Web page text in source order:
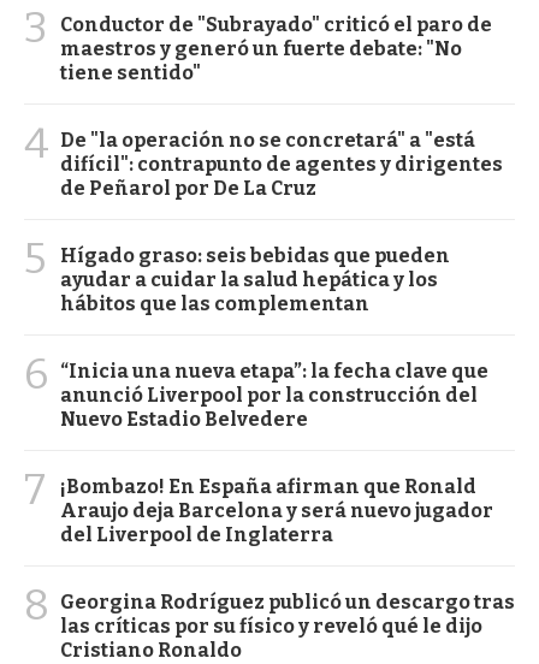
3
Conductor de "Subrayado" criticó el paro de
maestros y generó un fuerte debate: "No
tiene sentido"
4 De "la operación no se concretará" a "está
difícil": contrapunto de agentes y dirigentes
de Peñarol por De La Cruz
5
Hígado graso: seis bebidas que pueden
ayudar a cuidar la salud hepática y los
hábitos que las complementan
6
“Inicia una nueva etapa”: la fecha clave que
anunció Liverpool por la construcción del
Nuevo Estadio Belvedere
7
¡Bombazo! En España afirman que Ronald
Araujo deja Barcelona y será nuevo jugador
del Liverpool de Inglaterra
8
Georgina Rodríguez publicó un descargo tras
las críticas por su físico y reveló qué le dijo
Cristiano Ronaldo